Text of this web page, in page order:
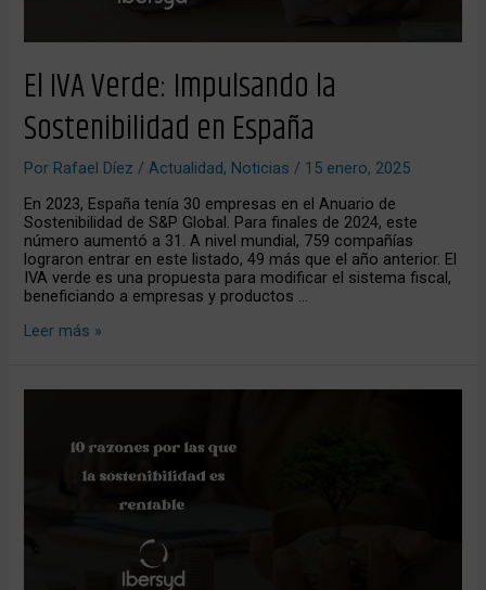
El IVA Verde: Impulsando la
Sostenibilidad en España
Por Rafael Díez/Actualidad, Noticias / 15 enero, 2025
En 2023, España tenía 30 empresas en el Anuario de
Sostenibilidad de S&P Global. Para finales de 2024, este
número aumentó a 31. A nivel mundial, 759 compañías
lograron entrar en este listado, 49 más que el año anterior. El
IVA verde es una propuesta para modificar el sistema fiscal,
beneficiando a empresas y productos …
Leer más »
sostenibilidad